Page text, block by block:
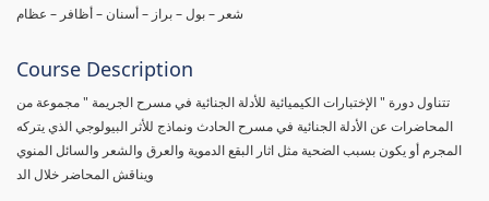
شعر – بول – براز – أسنان – أظافر – عظام
Course Description
تتناول دورة " الإختبارات الكيميائية للأدلة الجنائية في مسرح الجريمة " مجموعة من
المحاضرات عن الأدلة الجنائية في مسرح الحادث ونماذج للأثر البيولوجي الذي يتركه
المجرم أو يكون بسبب الضحية مثل اثار البقع الدموية والعرق والشعر والسائل المنوي
ويناقش المحاضر خلال الد